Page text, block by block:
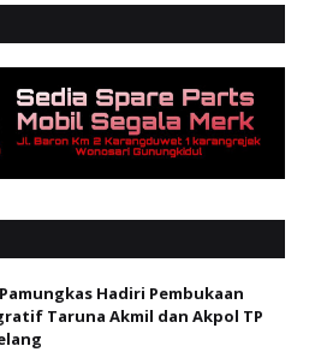
Hadiri Pembukaan
Taruna Akmil dan Akpol TP